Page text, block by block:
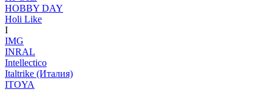
HOBBY DAY
Holi Like
I
IMG
INRAL
Intellectico
Italtrike (Италия)
ITOYA